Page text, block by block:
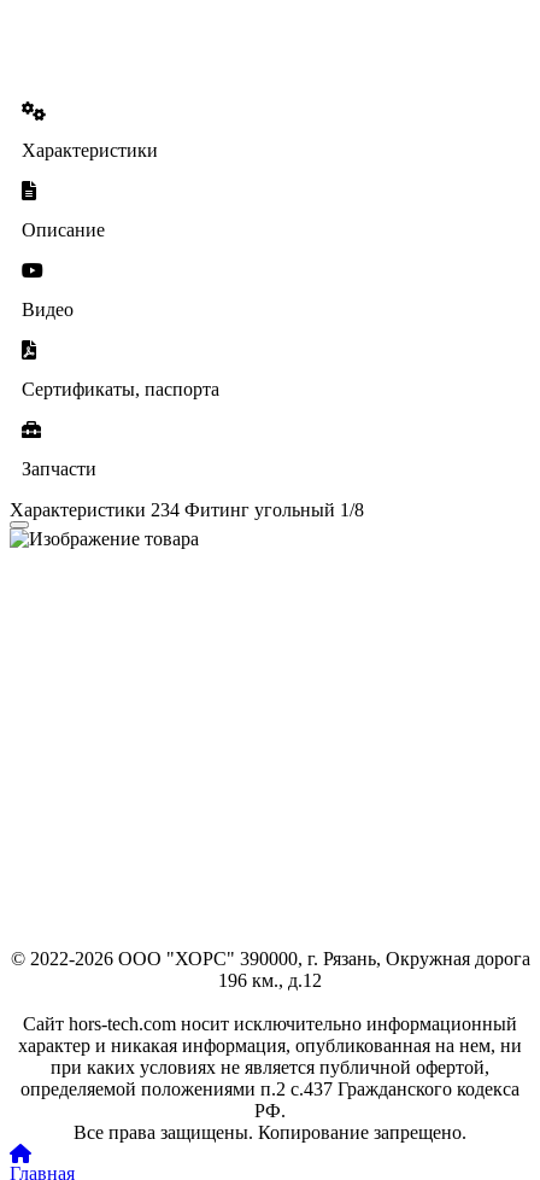
Характеристики
Описание
Видео
Сертификаты, паспорта
Запчасти
Характеристики 234 Фитинг угольный 1/8
© 2022-2026 ООО "ХОРС" 390000, г. Рязань, Окружная дорога
196 км., д.12
Сайт hors-tech.com носит исключительно информационный
характер и никакая информация, опубликованная на нем, ни
при каких условиях не является публичной офертой,
определяемой положениями п.2 с.437 Гражданского кодекса
РФ.
Все права защищены. Копирование запрещено.
Главная